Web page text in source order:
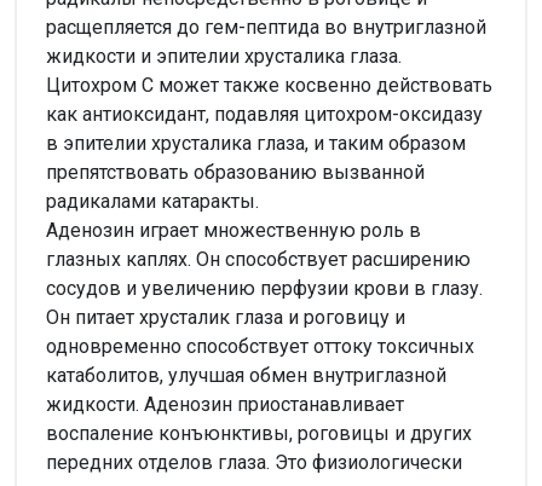
расщепляется до гем-пептида во внутриглазной
жидкости и эпителии хрусталика глаза.
Цитохром С может также косвенно действовать
как антиоксидант, подавляя цитохром-оксидазу
в эпителии хрусталика глаза, и таким образом
препятствовать образованию вызванной
радикалами катаракты.
Аденозин играет множественную роль в
глазных каплях. Он способствует расширению
сосудов и увеличению перфузии крови в глазу.
Он питает хрусталик глаза и роговицу и
одновременно способствует оттоку токсичных
катаболитов, улучшая обмен внутриглазной
жидкости. Аденозин приостанавливает
воспаление конъюнктивы, роговицы и других
передних отделов глаза. Это физиологически